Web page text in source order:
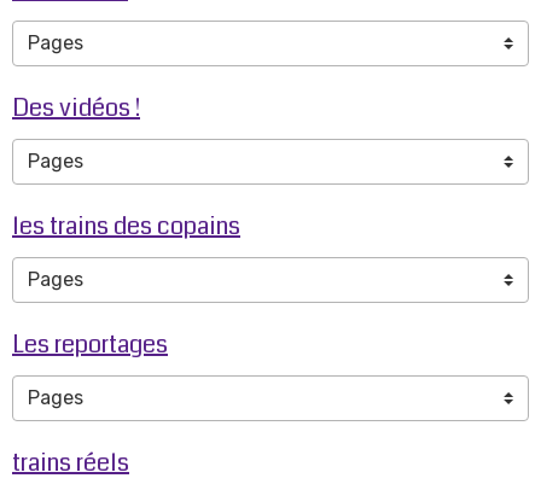
Des vidéos !
les trains des copains
Les reportages
trains réels